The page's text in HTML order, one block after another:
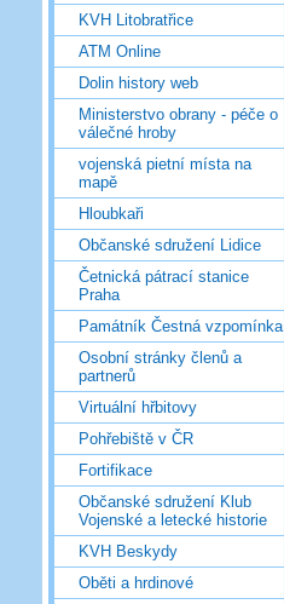
KVH Litobratřice
ATM Online
Dolin history web
Ministerstvo obrany - péče o
válečné hroby
vojenská pietní místa na
mapě
Hloubkaři
Občanské sdružení Lidice
Četnická pátrací stanice
Praha
Památník Čestná vzpomínka
Osobní stránky členů a
partnerů
Virtuální hřbitovy
Pohřebiště v ČR
Fortifikace
Občanské sdružení Klub
Vojenské a letecké historie
KVH Beskydy
Oběti a hrdinové